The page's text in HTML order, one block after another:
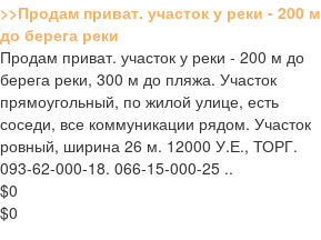
>>Продам приват. участок у реки - 200 м
до берега реки
Продам приват. участок у реки - 200 м до
берега реки, 300 м до пляжа. Участок
прямоугольный, по жилой улице, есть
соседи, все коммуникации рядом. Участок
ровный, ширина 26 м. 12000 У.Е., ТОРГ.
093-62-000-18. 066-15-000-25 ..
$0
$0